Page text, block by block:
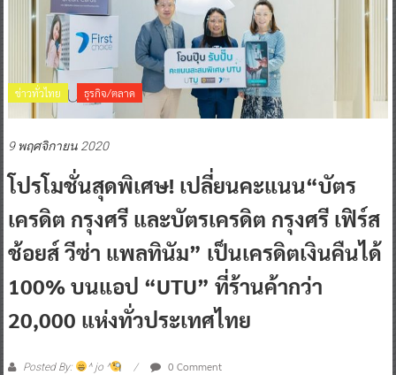
ข่าวทั่วไทย ธุรกิจ/ตลาด
9 พฤศจิกายน 2020
โปรโมชั่นสุดพิเศษ! เปลี่ยนคะแนน“บัตร
เครดิต กรุงศรี และบัตรเครดิต กรุงศรี เฟิร์ส
ช้อยส์ วีซ่า แพลทินัม” เป็นเครดิตเงินคืนได้
100% บนแอป “UTU” ที่ร้านค้ากว่า
20,000 แห่งทั่วประเทศไทย
Posted By: ^ jo ^ 0 Comment